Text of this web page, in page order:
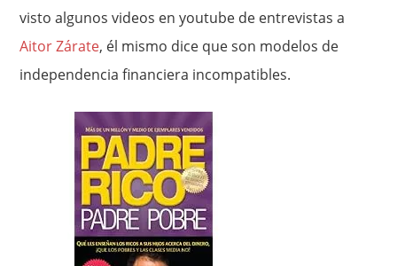
visto algunos videos en youtube de entrevistas a
Aitor Zárate, él mismo dice que son modelos de
independencia financiera incompatibles.